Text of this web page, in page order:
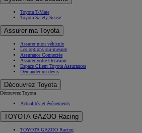
Toyota T-Mate
Toyota Safety Sense
Assurer ma Toyota
Assurer mon véhicule
Les options sur-mesure
Assurance Connectée
Assurer votre Occasion
Espace Client Toyota Assurances
Demander un devis
Découvrez Toyota
Découvrez Toyota
Actualités et évènements
TOYOTA GAZOO Racing
TOYOTA GAZOO Racing